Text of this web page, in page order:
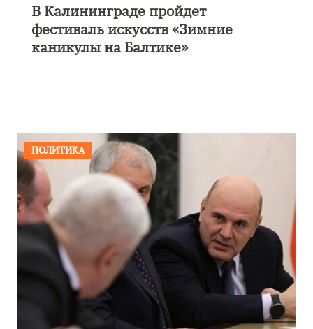
Выставка «Морской роман под
парусом» откроется 28 ноября в
Калининграде
ПОЛИТИКА